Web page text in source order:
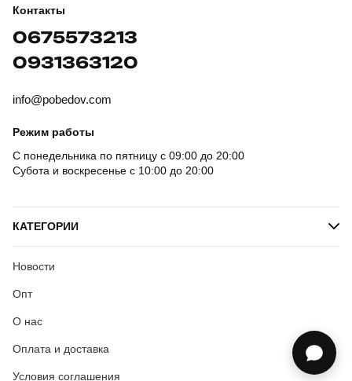
Контакты
0675573213
0931363120
info@pobedov.com
Режим работы
С понедельника по пятницу с 09:00 до 20:00
Субота и воскресенье с 10:00 до 20:00
КАТЕГОРИИ
Новости
Опт
О нас
Оплата и доставка
Условия соглашения